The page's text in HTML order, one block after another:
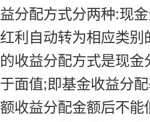
益分配方式分两种:现
红利自动转为相应类
的收益分配方式是现
于面值;即基金收益分
额收益分配金额后不